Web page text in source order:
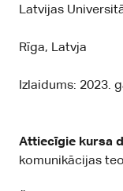
Latvijas
Rīga, Latvja
Izlaidums: 2023.
Attiecīgie kursa
komunikācijas